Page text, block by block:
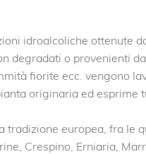
idroalcoliche ottenute
degradati o provenienti
fiorite ecc. vengono
originaria ed esprime
europea, fra le
Crespino, Erniaria,